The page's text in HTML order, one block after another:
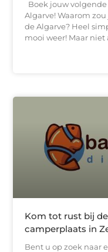
Boek jouw
Algarve! Waarom
de Algarve? Heel
mooi weer! Maar niet
Kom tot rust bij
camperplaats in
Bent u op zoek naar